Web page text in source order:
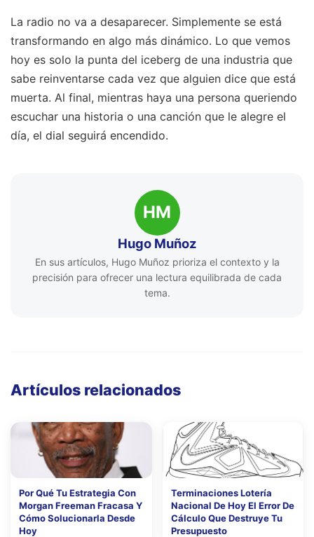
La radio no va a desaparecer. Simplemente se está
transformando en algo más dinámico. Lo que vemos
hoy es solo la punta del iceberg de una industria que
sabe reinventarse cada vez que alguien dice que está
muerta. Al final, mientras haya una persona queriendo
escuchar una historia o una canción que le alegre el
día, el dial seguirá encendido.
HM
Hugo Muñoz
En sus artículos, Hugo Muñoz prioriza el contexto y la
precisión para ofrecer una lectura equilibrada de cada
tema.
Artículos relacionados
Por Qué Tu Estrategia Con
Morgan Freeman Fracasa Y
Cómo Solucionarla Desde
Hoy
Terminaciones Lotería
Nacional De Hoy El Error De
Cálculo Que Destruye Tu
Presupuesto